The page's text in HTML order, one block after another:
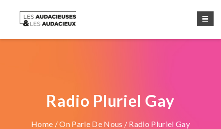
Radio Pluriel Gay
Home /On Parle De Nous / Radio Pluriel Gay